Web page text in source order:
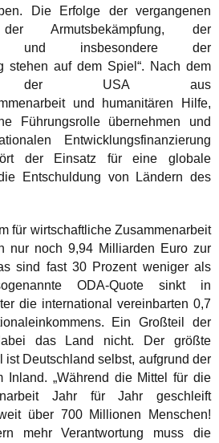
Die Erfolge der vergangenen
Armutsbekämpfung, der
und insbesondere der
stehen auf dem Spiel“. Nach dem
der USA aus
und humanitären Hilfe,
Führungsrolle übernehmen und
Entwicklungsfinanzierung
der Einsatz für eine globale
Entschuldung von Ländern des
für wirtschaftliche Zusammenarbeit
nur noch 9,94 Milliarden Euro zur
sind fast 30 Prozent weniger als
ODA-Quote sinkt in
die international vereinbarten 0,7
Ein Großteil der
das Land nicht. Der größte
ist Deutschland selbst, aufgrund der
Inland. „Während die Mittel für die
Jahr für Jahr geschleift
über 700 Millionen Menschen!
mehr Verantwortung muss die